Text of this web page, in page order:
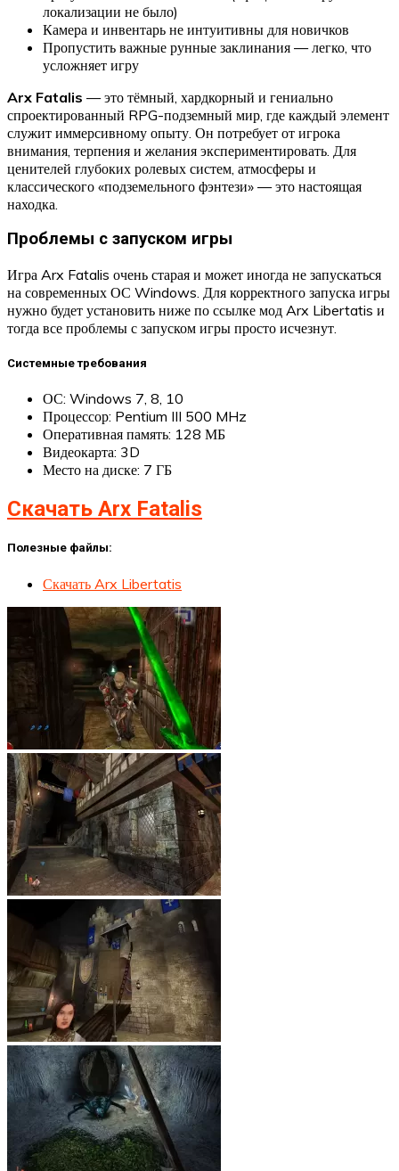
локализации не было)
Камера и инвентарь не интуитивны для новичков
Пропустить важные рунные заклинания — легко, что
усложняет игру
Arx Fatalis — это тёмный, хардкорный и гениально
спроектированный RPG-подземный мир, где каждый элемент
служит иммерсивному опыту. Он потребует от игрока
внимания, терпения и желания экспериментировать. Для
ценителей глубоких ролевых систем, атмосферы и
классического «подземельного фэнтези» — это настоящая
находка.
Проблемы с запуском игры
Игра Arx Fatalis очень старая и может иногда не запускаться
на современных ОС Windows. Для корректного запуска игры
нужно будет установить ниже по ссылке мод Arx Libertatis и
тогда все проблемы с запуском игры просто исчезнут.
Системные требования
ОС: Windows 7, 8, 10
Процессор: Pentium III 500 MHz
Оперативная память: 128 МБ
Видеокарта: 3D
Место на диске: 7 ГБ
Скачать Аrx Fatalis
Полезные файлы:
Скачать Arx Libertatis